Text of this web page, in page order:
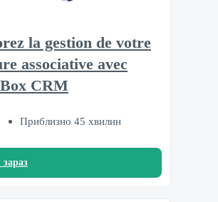
la gestion de votre
associative avec
CRM
Приблизно 45 хвилин